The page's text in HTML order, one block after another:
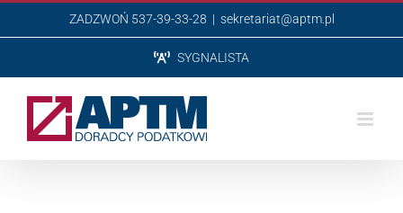
do
ZADZWOŃ 537-39-33-28 | sekretariat@aptm.pl
SYGNALISTA